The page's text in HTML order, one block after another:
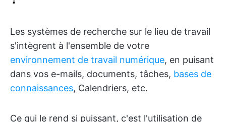
Les systèmes de recherche sur le lieu de travail
s'intègrent à l'ensemble de votre
environnement de travail numérique, en puisant
dans vos e-mails, documents, tâches, bases de
connaissances, Calendriers, etc.
Ce qui le rend si puissant, c'est l'utilisation de